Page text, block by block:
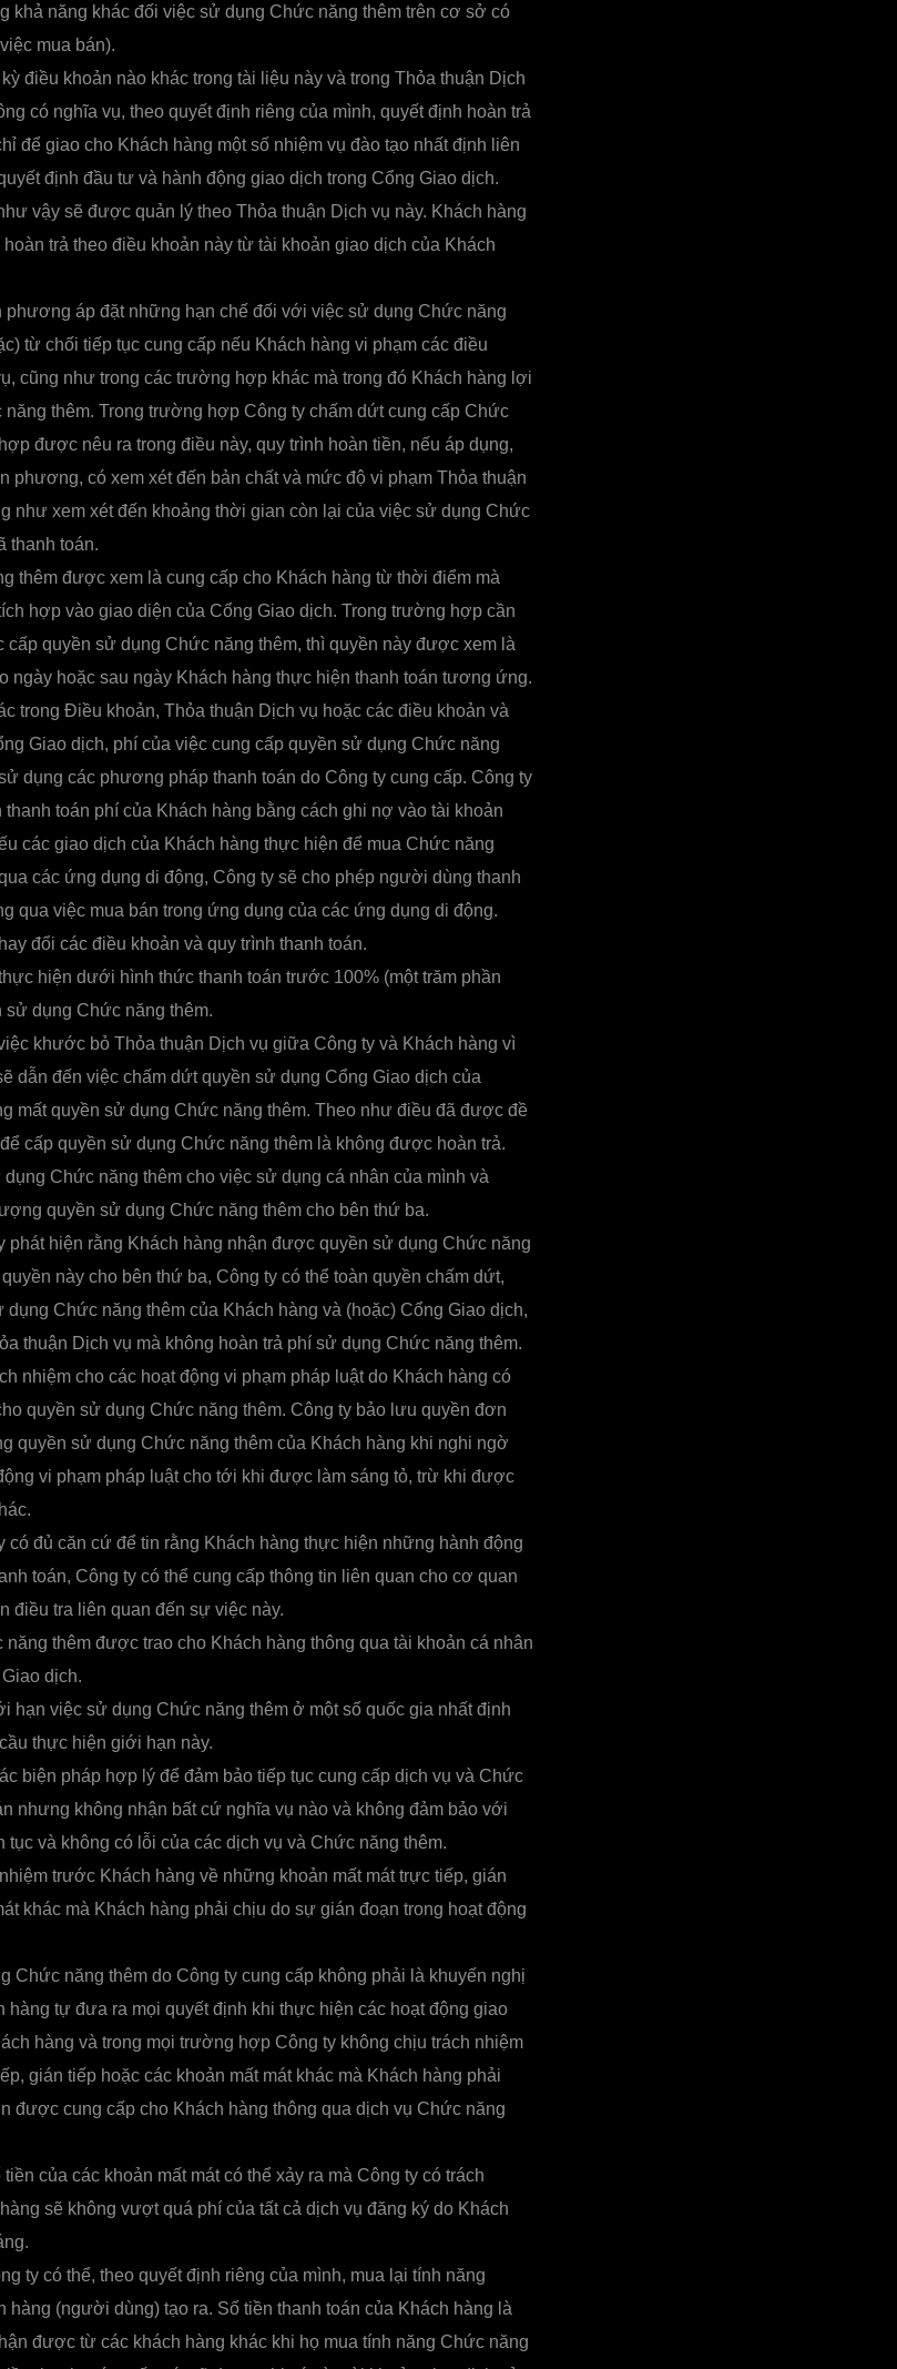
khả năng khác đối việc sử dụng Chức năng thêm trên cơ sở có
mua bán).
điều khoản nào khác trong tài liệu này và trong Thỏa thuận Dịch
có nghĩa vụ, theo quyết định riêng của mình, quyết định hoàn trả
để giao cho Khách hàng một số nhiệm vụ đào tạo nhất định liên
định đầu tư và hành động giao dịch trong Cổng Giao dịch.
vậy sẽ được quản lý theo Thỏa thuận Dịch vụ này. Khách hàng
trả theo điều khoản này từ tài khoản giao dịch của Khách
phương áp đặt những hạn chế đối với việc sử dụng Chức năng
từ chối tiếp tục cung cấp nếu Khách hàng vi phạm các điều
cũng như trong các trường hợp khác mà trong đó Khách hàng lợi
thêm. Trong trường hợp Công ty chấm dứt cung cấp Chức
được nêu ra trong điều này, quy trình hoàn tiền, nếu áp dụng,
phương, có xem xét đến bản chất và mức độ vi phạm Thỏa thuận
như xem xét đến khoảng thời gian còn lại của việc sử dụng Chức
thanh toán.
thêm được xem là cung cấp cho Khách hàng từ thời điểm mà
hợp vào giao diện của Cổng Giao dịch. Trong trường hợp cần
quyền sử dụng Chức năng thêm, thì quyền này được xem là
ngày hoặc sau ngày Khách hàng thực hiện thanh toán tương ứng.
trong Điều khoản, Thỏa thuận Dịch vụ hoặc các điều khoản và
Giao dịch, phí của việc cung cấp quyền sử dụng Chức năng
dụng các phương pháp thanh toán do Công ty cung cấp. Công ty
toán phí của Khách hàng bằng cách ghi nợ vào tài khoản
các giao dịch của Khách hàng thực hiện để mua Chức năng
các ứng dụng di động, Công ty sẽ cho phép người dùng thanh
qua việc mua bán trong ứng dụng của các ứng dụng di động.
đổi các điều khoản và quy trình thanh toán.
hiện dưới hình thức thanh toán trước 100% (một trăm phần
sử dụng Chức năng thêm.
khước bỏ Thỏa thuận Dịch vụ giữa Công ty và Khách hàng vì
dẫn đến việc chấm dứt quyền sử dụng Cổng Giao dịch của
mất quyền sử dụng Chức năng thêm. Theo như điều đã được đề
cấp quyền sử dụng Chức năng thêm là không được hoàn trả.
Chức năng thêm cho việc sử dụng cá nhân của mình và
quyền sử dụng Chức năng thêm cho bên thứ ba.
phát hiện rằng Khách hàng nhận được quyền sử dụng Chức năng
này cho bên thứ ba, Công ty có thể toàn quyền chấm dứt,
Chức năng thêm của Khách hàng và (hoặc) Cổng Giao dịch,
thuận Dịch vụ mà không hoàn trả phí sử dụng Chức năng thêm.
nhiệm cho các hoạt động vi phạm pháp luật do Khách hàng có
quyền sử dụng Chức năng thêm. Công ty bảo lưu quyền đơn
quyền sử dụng Chức năng thêm của Khách hàng khi nghi ngờ
vi phạm pháp luật cho tới khi được làm sáng tỏ, trừ khi được
có đủ căn cứ để tin rằng Khách hàng thực hiện những hành động
toán, Công ty có thể cung cấp thông tin liên quan cho cơ quan
điều tra liên quan đến sự việc này.
thêm được trao cho Khách hàng thông qua tài khoản cá nhân
dịch.
hạn việc sử dụng Chức năng thêm ở một số quốc gia nhất định
thực hiện giới hạn này.
biện pháp hợp lý để đảm bảo tiếp tục cung cấp dịch vụ và Chức
nhưng không nhận bất cứ nghĩa vụ nào và không đảm bảo với
tục và không có lỗi của các dịch vụ và Chức năng thêm.
trước Khách hàng về những khoản mất mát trực tiếp, gián
khác mà Khách hàng phải chịu do sự gián đoạn trong hoạt động
Chức năng thêm do Công ty cung cấp không phải là khuyến nghị
hàng tự đưa ra mọi quyết định khi thực hiện các hoạt động giao
hàng và trong mọi trường hợp Công ty không chịu trách nhiệm
gián tiếp hoặc các khoản mất mát khác mà Khách hàng phải
được cung cấp cho Khách hàng thông qua dịch vụ Chức năng
của các khoản mất mát có thể xảy ra mà Công ty có trách
sẽ không vượt quá phí của tất cả dịch vụ đăng ký do Khách
ty có thể, theo quyết định riêng của mình, mua lại tính năng
hàng (người dùng) tạo ra. Số tiền thanh toán của Khách hàng là
được từ các khách hàng khác khi họ mua tính năng Chức năng